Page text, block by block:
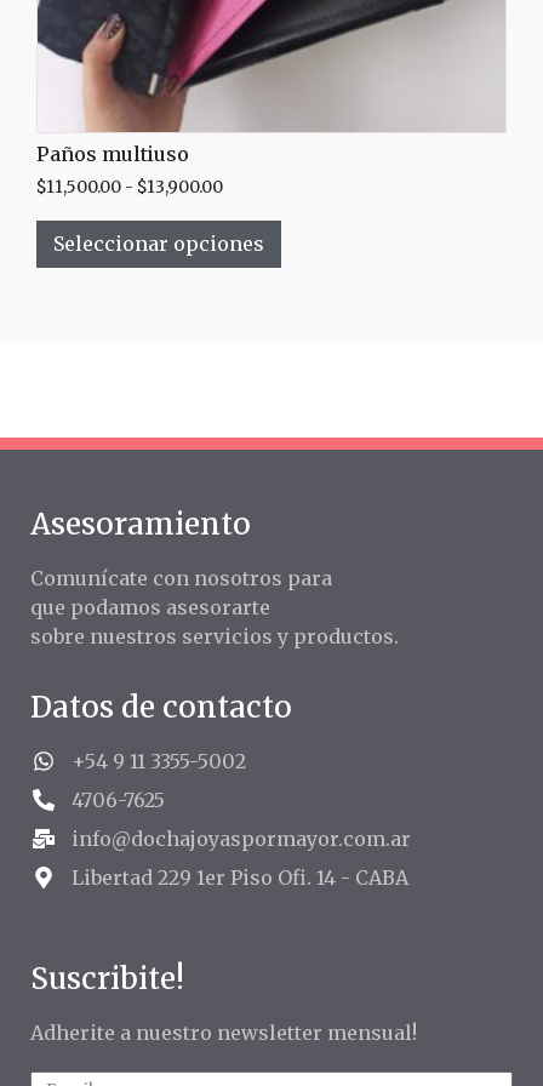
Paños multiuso
$11,500.00 - $13,900.00
Seleccionar opciones
Asesoramiento
Comunícate con nosotros para
que podamos asesorarte
sobre nuestros servicios y productos.
Datos de contacto
+54 9 11 3355-5002
4706-7625
info@dochajoyaspormayor.com.ar
Libertad 229 1er Piso Ofi. 14 - CABA
Suscribite!
Adherite a nuestro newsletter mensual!